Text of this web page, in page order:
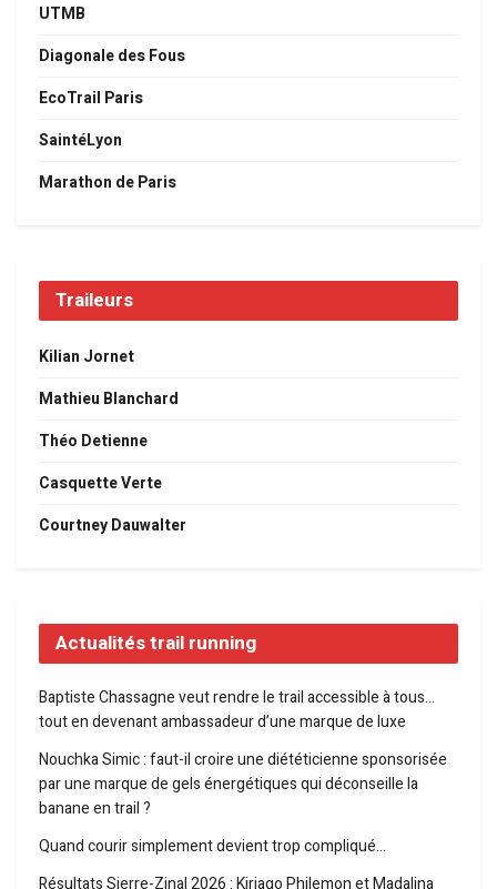
UTMB
Diagonale des Fous
EcoTrail Paris
SaintéLyon
Marathon de Paris
Traileurs
Kilian Jornet
Mathieu Blanchard
Théo Detienne
Casquette Verte
Courtney Dauwalter
Actualités trail running
Baptiste Chassagne veut rendre le trail accessible à tous…
tout en devenant ambassadeur d’une marque de luxe
Nouchka Simic : faut-il croire une diététicienne sponsorisée
par une marque de gels énergétiques qui déconseille la
banane en trail ?
Quand courir simplement devient trop compliqué…
Résultats Sierre-Zinal 2026 : Kiriago Philemon et Madalina